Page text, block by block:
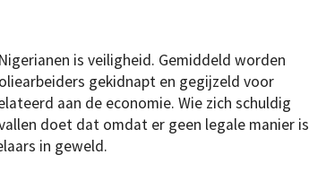
is veiligheid. Gemiddeld worden
gekidnapt en gegijzeld voor
aan de economie. Wie zich schuldig
doet dat omdat er geen legale manier is
in geweld.